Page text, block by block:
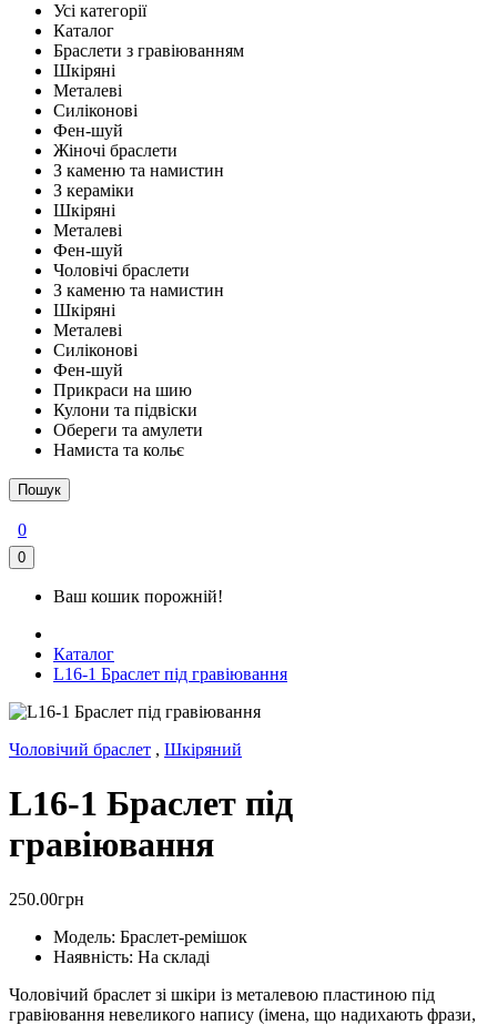
Усі категорії
Каталог
Браслети з гравіюванням
Шкіряні
Металеві
Силіконові
Фен-шуй
Жіночі браслети
З каменю та намистин
З кераміки
Шкіряні
Металеві
Фен-шуй
Чоловічі браслети
З каменю та намистин
Шкіряні
Металеві
Силіконові
Фен-шуй
Прикраси на шию
Кулони та підвіски
Обереги та амулети
Намиста та кольє
Пошук
0
0
Ваш кошик порожній!
Каталог
L16-1 Браслет під гравіювання
Чоловічий браслет , Шкіряний
L16-1 Браслет під
гравіювання
250.00грн
Модель: Браслет-ремішок
Наявність: На складі
Чоловічий браслет зі шкіри із металевою пластиною під
гравіювання невеликого напису (імена, що надихають фрази,